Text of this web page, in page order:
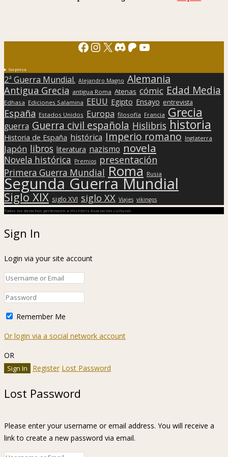
Facebook
Instagram
X Discord
Patreon
YouTube
Sorpresa
2ª Guerra Mundial. Alejandro Magno Alemania
Antigua Grecia antigua Roma Atenas cómic Edad Media
Edhasa Ediciones Salamina EEUU Egipto Ensayo entrevista
España Estados Unidos Europa filosofía Francia Grecia
guerra Guerra civil española Hislibris historia
Historia de España histórica Imperio romano Inglaterra
Japón libros literatura nazismo novela
Novela histórica Premios presentación
Primera Guerra Mundial Roma Rusia
Segunda Guerra Mundial
Siglo XIX siglo XVI siglo XX Viajes vikingos
Todos los derechos pertenecen a Hislibris Asociación cultural
Sign In
Login via your site account
Remember Me
Or login via a social network account
OR
Register Lost Password
Lost Password
Please enter your username or email address. You will receive a
link to create a new password via email.